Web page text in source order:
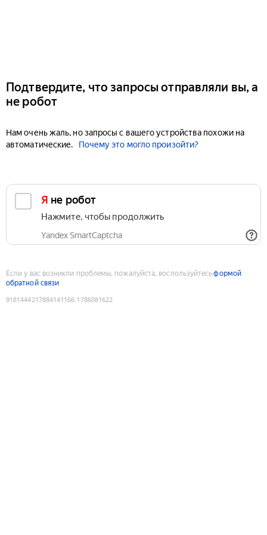
Подтвердите, что запросы отправляли вы, а
не робот
Нам очень жаль, но запросы с вашего устройства похожи на
автоматические.
Почему это могло произойти?
Я не робот
Нажмите, чтобы продолжить
Yandex SmartCaptcha
Если у вас возникли проблемы, пожалуйста, воспользуйтесьформой
обратной связи
9181444217884141166:1786081622